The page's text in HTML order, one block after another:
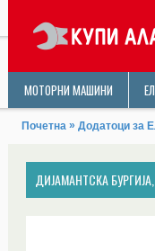
МОТОРНИ МАШИНИ
Почетна » Додатоци за
ДИЈАМАНТСКА